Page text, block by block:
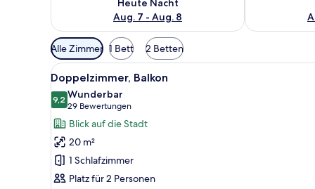
Heute Nacht
Aug. 7 - Aug. 8
Verfügbare
Filter
für
Zimmer
Alle Zimmer 1 Bett 2 Betten
Alle
Fotos
für
Doppelzimmer,
Balkon
anzeigen
Ein modernes Hotelzimmer
5
Doppelzimmer, Balkon
9,29,2 von 10
Wunderbar
29 Bewertungen
(29
Bewertungen)
Blick auf die Stadt
20 m²
1 Schlafzimmer
Platz für 2 Personen